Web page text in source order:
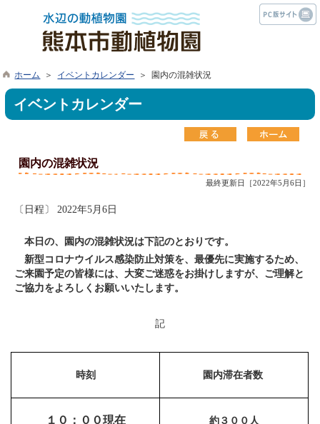
ホーム ＞ イベントカレンダー ＞ 園内の混雑状況
イベントカレンダー
園内の混雑状況
最終更新日［2022年5月6日］
〔日程〕 2022年5月6日
本日の、園内の混雑状況は下記のとおりです。
新型コロナウイルス感染防止対策を、最優先に実施するため、
ご来園予定の皆様には、大変ご迷惑をお掛けしますが、ご理解と
ご協力をよろしくお願いいたします。
記
時刻 園内滞在者数
１０：００現在 約３００人